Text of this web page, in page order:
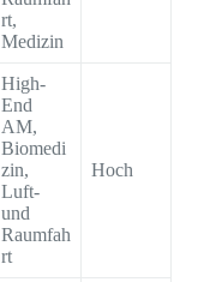
rt,
Medizin
High-
End
AM,
Biomedi
zin,
Luft-
und
Raumfah
rt
Hoch